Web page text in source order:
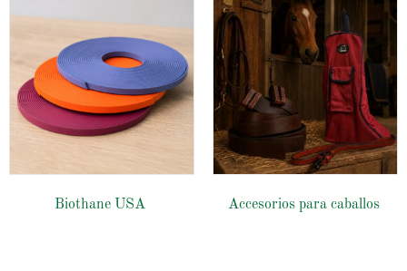
Biothane USA Accesorios para caballos